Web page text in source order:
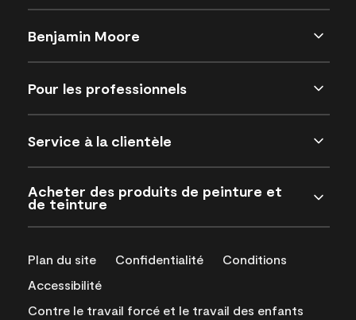
Benjamin Moore
Pour les professionnels
Service à la clientèle
Acheter des produits de peinture et
de teinture
Plan du site Confidentialité
Conditions
Accessibilité
Contre le travail forcé et le travail des enfants